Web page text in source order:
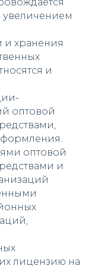
и хранения
и
оптовой
оптовой
и
лицензию на